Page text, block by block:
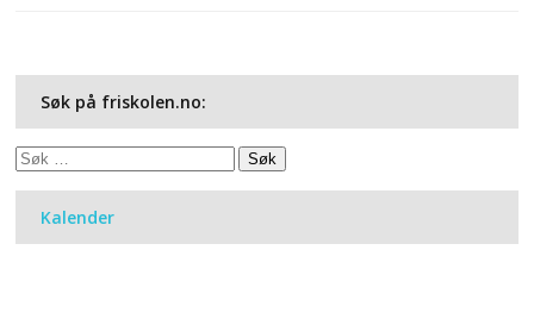
Søk på friskolen.no:
Søk
Kalender